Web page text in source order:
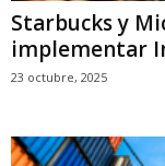
Starbucks y
implementar
23 octubre, 2025